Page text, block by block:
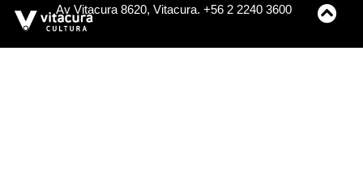
Av Vitacura 8620, Vitacura. +56 2 2240 3600